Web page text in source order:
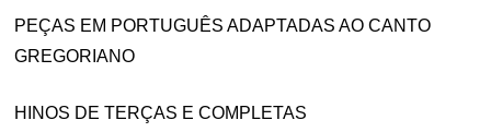
PEÇAS EM PORTUGUÊS ADAPTADAS AO CANTO
GREGORIANO
HINOS DE TERÇAS E COMPLETAS